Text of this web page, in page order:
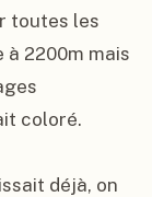
toutes les
à 2200m mais
coloré.
déjà, on